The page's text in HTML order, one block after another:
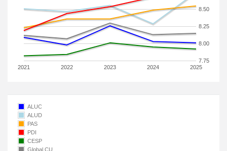
2021 2022 2023 2024 2025
7.75
8.00
8.25
8.50
ALUC
ALUD
PAS
PDI
CESP
Global CU